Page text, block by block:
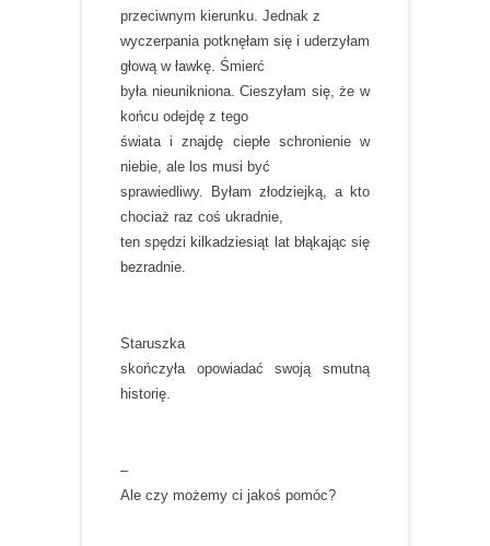
przeciwnym kierunku. Jednak z
wyczerpania potknęłam się i uderzyłam
głową w ławkę. Śmierć
była nieunikniona. Cieszyłam się, że w
końcu odejdę z tego
świata i znajdę ciepłe schronienie w
niebie, ale los musi być
sprawiedliwy. Byłam złodziejką, a kto
chociaż raz coś ukradnie,
ten spędzi kilkadziesiąt lat błąkając się
bezradnie.
Staruszka
skończyła opowiadać swoją smutną
historię.
–
Ale czy możemy ci jakoś pomóc?